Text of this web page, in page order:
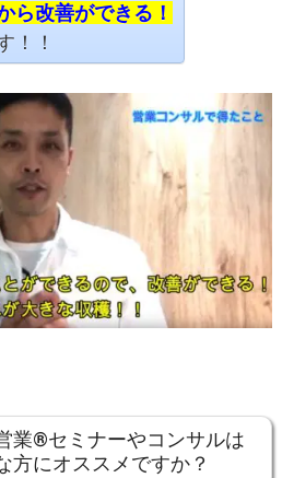
ら改善ができる！
！！
業®セミナーやコンサルは
方にオススメですか？